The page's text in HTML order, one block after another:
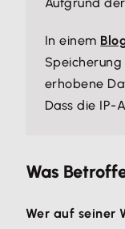
In einem
erhobene
Dass die IP-
Was
Wer auf seiner